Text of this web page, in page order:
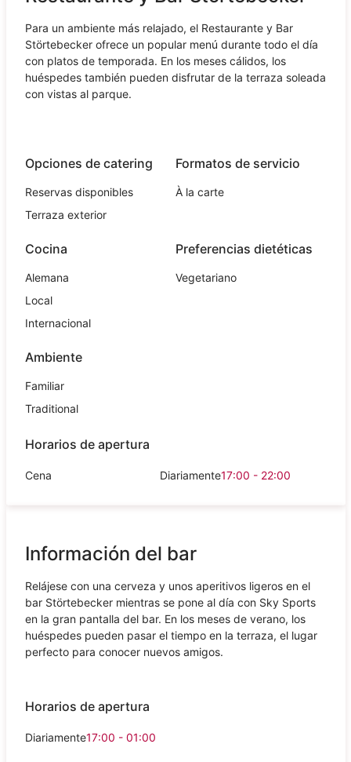
Para un ambiente más relajado, el Restaurante y Bar
Störtebecker ofrece un popular menú durante todo el día
con platos de temporada. En los meses cálidos, los
huéspedes también pueden disfrutar de la terraza soleada
con vistas al parque.
Opciones de catering
Reservas disponibles
Terraza exterior
Formatos de servicio
À la carte
Cocina
Alemana
Local
Internacional
Preferencias dietéticas
Vegetariano
Ambiente
Familiar
Traditional
Horarios de apertura
Cena Diariamente17:00 - 22:00
Información del bar
Relájese con una cerveza y unos aperitivos ligeros en el
bar Störtebecker mientras se pone al día con Sky Sports
en la gran pantalla del bar. En los meses de verano, los
huéspedes pueden pasar el tiempo en la terraza, el lugar
perfecto para conocer nuevos amigos.
Horarios de apertura
Diariamente17:00 - 01:00